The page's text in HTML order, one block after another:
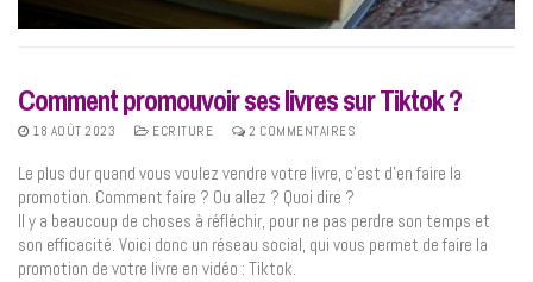
Comment promouvoir ses livres sur Tiktok ?
18 AOÛT 2023 ECRITURE 2 COMMENTAIRES
Le plus dur quand vous voulez vendre votre livre, c’est d’en faire la
promotion. Comment faire ? Ou allez ? Quoi dire ?
Il y a beaucoup de choses à réfléchir, pour ne pas perdre son temps et
son efficacité. Voici donc un réseau social, qui vous permet de faire la
promotion de votre livre en vidéo : Tiktok.